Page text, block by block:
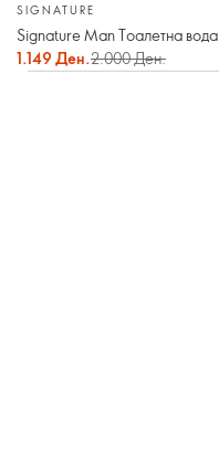
SIGNATURE
Signature Man Тоалетна вода
1.149 Ден.2.000 Ден.